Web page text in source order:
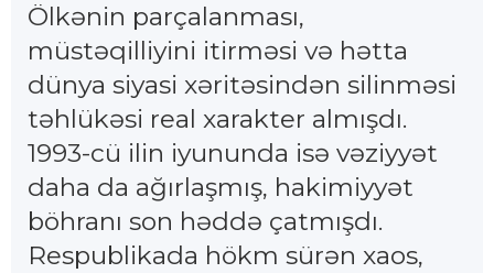
Ölkənin parçalanması,
müstəqilliyini itirməsi və hətta
dünya siyasi xəritəsindən silinməsi
təhlükəsi real xarakter almışdı.
1993-cü ilin iyununda isə vəziyyət
daha da ağırlaşmış, hakimiyyət
böhranı son həddə çatmışdı.
Respublikada hökm sürən xaos,